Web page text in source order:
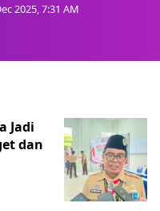
2025, 7:31 AM
Jadi
dan